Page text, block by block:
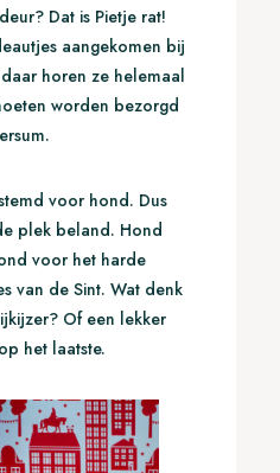
Dat is Pietje rat!
aangekomen bij
horen ze helemaal
worden bezorgd
voor hond. Dus
plek beland. Hond
voor het harde
van de Sint. Wat denk
Of een lekker
het laatste.